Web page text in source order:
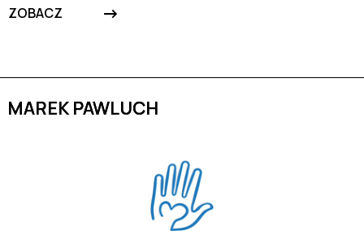
ZOBACZ
->
MAREK PAWLUCH
MAREK PAWLUCH